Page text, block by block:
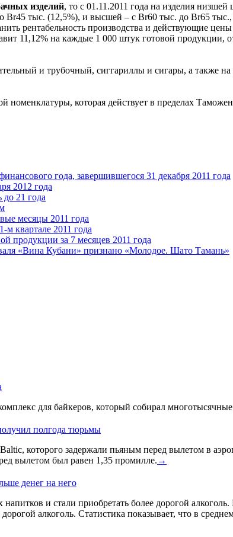
изделий, то с 01.11.2011 года на изделия
тыс. (12,5%), и высшей – с Br60 тыс. до Br65 тыс.,
рентабельность производства и действующие
11,12% на каждые 1 000 штук готовой
и трубочный, сиггариллы и сигары, а также
которая действует в пределах
года, завершившегося 31 декабря 2011 года
2012 года
до 21 года
месяцы 2011 года
м квартале 2011 года
продукции за 7 месяцев 2011 года
«Вина Кубани» признано «Молодое. Шато Тамань»
для байкеров, который собирал многотысячные
полгода тюрьмы
которого задержали пьяным перед вылетом в
вылетом был равен 1,35 промилле. →
денег на него
и стали приобретать более дорогой
алкоголь. Статистика показывает, что в